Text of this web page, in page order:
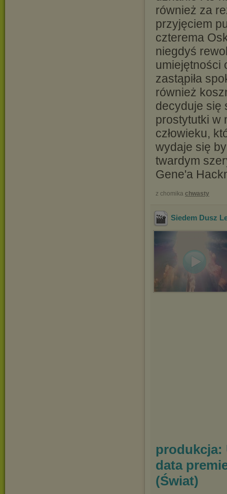
również za
przyjęciem
czterema
niegdyś
umiejętności
zastąpiła
również
decyduje się
prostytutki w
człowieku,
wydaje się
twardym
Gene'a
z chomika chwasty
Siedem Dusz
produkcja:
data
(Świat)